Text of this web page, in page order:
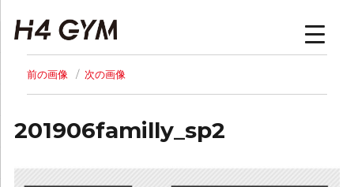
H4GYM | トップページ
前の画像 次の画像
201906familly_sp2